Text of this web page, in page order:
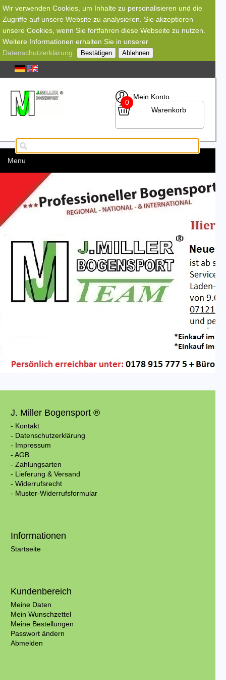
Wir verwenden Cookies, um Inhalte zu personalisieren und die
Zugriffe auf unsere Website zu analysieren. Sie akzeptieren
unsere Cookies, wenn Sie fortfahren diese Webseite zu nutzen.
Weitere Informationen erhalten Sie in unserer
Datenschutzerklärung
Bestätigen Ablehnen
Mein Konto
0
Warenkorb
Menu
J. Miller Bogensport ®
- Kontakt
- Datenschutzerklärung
- Impressum
- AGB
- Zahlungsarten
- Lieferung & Versand
- Widerrufsrecht
- Muster-Widerrufsformular
Informationen
Startseite
Kundenbereich
Meine Daten
Mein Wunschzettel
Meine Bestellungen
Passwort ändern
Abmelden